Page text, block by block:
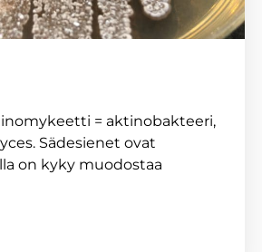
= aktinobakteeri,
Sädesienet ovat
on kyky muodostaa